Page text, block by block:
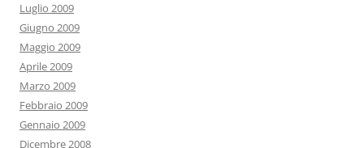
Luglio 2009
Giugno 2009
Maggio 2009
Aprile 2009
Marzo 2009
Febbraio 2009
Gennaio 2009
Dicembre 2008